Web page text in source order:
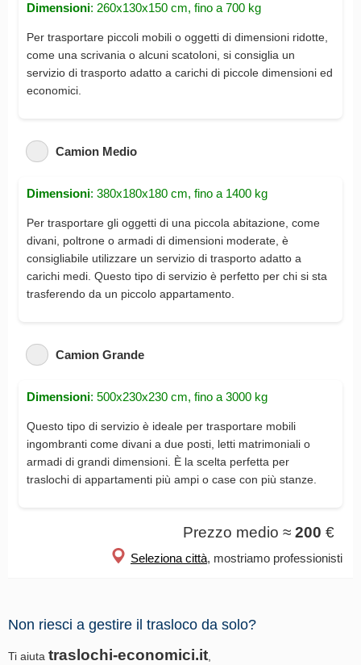
Dimensioni: 260x130x150 cm, fino a 700 kg
Per trasportare piccoli mobili o oggetti di dimensioni ridotte,
come una scrivania o alcuni scatoloni, si consiglia un
servizio di trasporto adatto a carichi di piccole dimensioni ed
economici.
Camion Medio
Dimensioni: 380x180x180 cm, fino a 1400 kg
Per trasportare gli oggetti di una piccola abitazione, come
divani, poltrone o armadi di dimensioni moderate, è
consigliabile utilizzare un servizio di trasporto adatto a
carichi medi. Questo tipo di servizio è perfetto per chi si sta
trasferendo da un piccolo appartamento.
Camion Grande
Dimensioni: 500x230x230 cm, fino a 3000 kg
Questo tipo di servizio è ideale per trasportare mobili
ingombranti come divani a due posti, letti matrimoniali o
armadi di grandi dimensioni. È la scelta perfetta per
traslochi di appartamenti più ampi o case con più stanze.
Prezzo medio ≈ 200 €
Seleziona città, mostriamo professionisti
Non riesci a gestire il trasloco da solo?
Ti aiuta traslochi-economici.it